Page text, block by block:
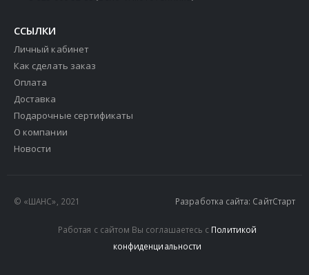
ССЫЛКИ
Личный кабинет
Как сделать заказ
Оплата
Доставка
Подарочные сертификаты
О компании
Новости
© «ШАНС», 2021 Разработка сайта: СайтСтарт
Работая с сайтом Вы соглашаетесь с Политикой
конфиденциальности